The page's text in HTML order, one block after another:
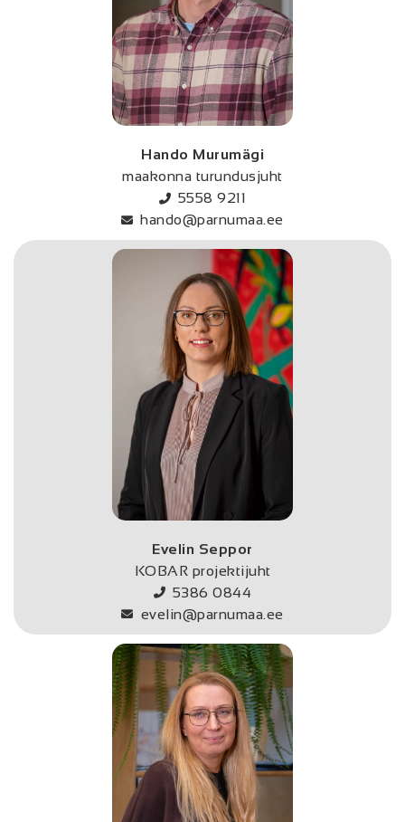
Hando Murumägi
maakonna turundusjuht
5558 9211
hando@parnumaa.ee
Evelin Seppor
KOBAR projektijuht
5386 0844
evelin@parnumaa.ee